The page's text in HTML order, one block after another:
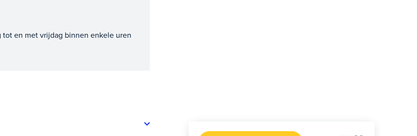
tot en met vrijdag binnen enkele uren